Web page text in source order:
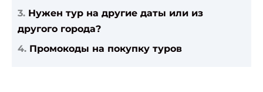
Нужен тур на другие даты или из
другого города?
Промокоды на покупку туров